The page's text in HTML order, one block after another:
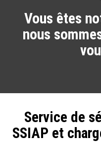
Vous êtes
nous
Service de
SSIAP et